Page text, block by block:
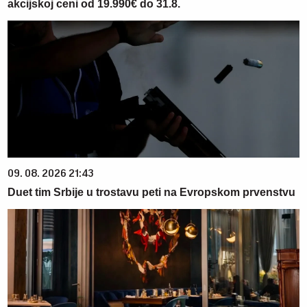
akcijskoj ceni od 19.990€ do 31.8.
09. 08. 2026 21:43
Duet tim Srbije u trostavu peti na Evropskom prvenstvu